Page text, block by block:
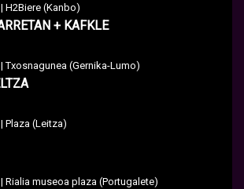
H2Biere (Kanbo)
+ KAFKLE
Txosnagunea (Gernika-Lumo)
Plaza (Leitza)
Rialia museoa plaza (Portugalete)